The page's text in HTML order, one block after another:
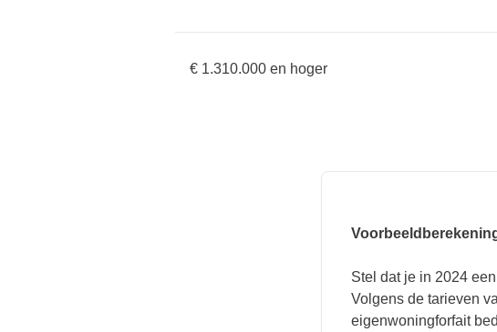
€ 1.310.000 en hoger
Stel dat je in 2024
Volgens de tarieven
eigenwoningforfait